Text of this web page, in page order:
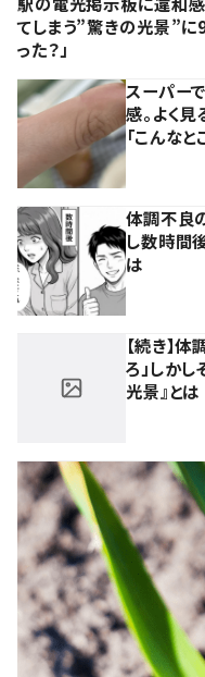
てしまう”驚きの光景”に
った？」
スーパー
感。よく
「こんなと
体調不良
し数時間
は
【続き】
ろ」しか
光景』とは